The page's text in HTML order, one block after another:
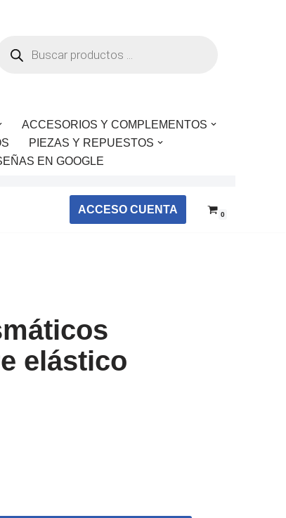
ACCESORIOS Y COMPLEMENTOS
PIEZAS Y REPUESTOS
EN GOOGLE
ACCESO CUENTA 0
elástico